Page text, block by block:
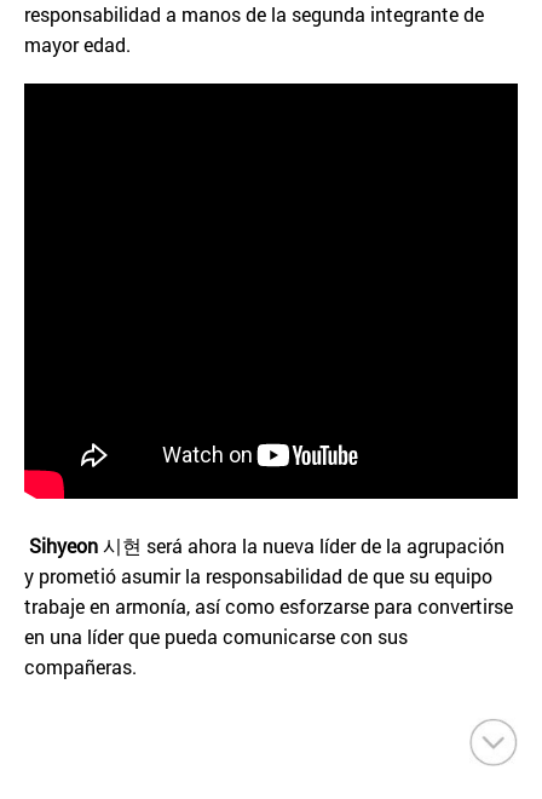
responsabilidad a manos de la segunda integrante de
mayor edad.
Sihyeon시현 será ahora la nueva líder de la agrupación
y prometió asumir la responsabilidad de que su equipo
trabaje en armonía, así como esforzarse para convertirse
en una líder que pueda comunicarse con sus
compañeras.